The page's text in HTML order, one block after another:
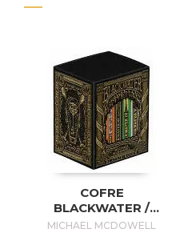
COFRE
BLACKWATER /
BLACKWATER
MICHAEL MCDOWELL